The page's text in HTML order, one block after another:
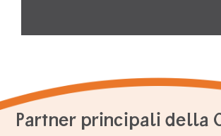
Partner principali della